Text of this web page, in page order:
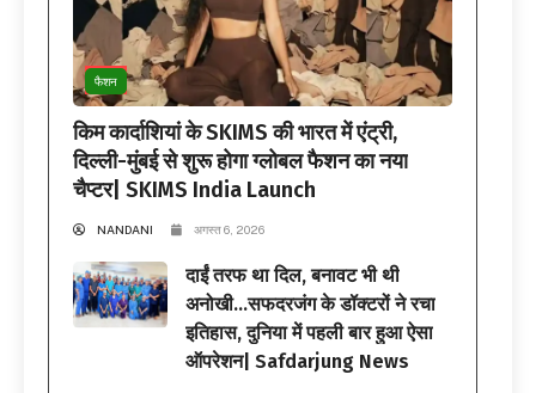
फैशन
किम कार्दाशियां के SKIMS की भारत में एंट्री,
दिल्ली-मुंबई से शुरू होगा ग्लोबल फैशन का नया
चैप्टर| SKIMS India Launch
NANDANI अगस्त 6, 2026
दाईं तरफ था दिल, बनावट भी थी
अनोखी…सफदरजंग के डॉक्टरों ने रचा
इतिहास, दुनिया में पहली बार हुआ ऐसा
ऑपरेशन| Safdarjung News